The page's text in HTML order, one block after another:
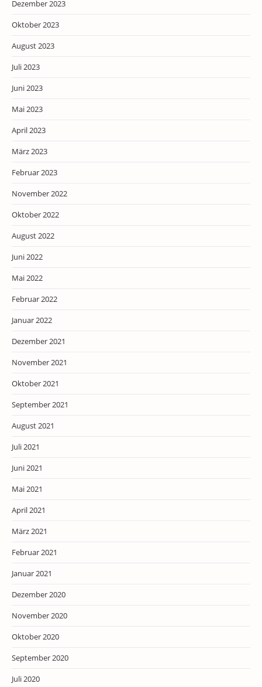
Dezember 2023
Oktober 2023
August 2023
Juli 2023
Juni 2023
Mai 2023
April 2023
März 2023
Februar 2023
November 2022
Oktober 2022
August 2022
Juni 2022
Mai 2022
Februar 2022
Januar 2022
Dezember 2021
November 2021
Oktober 2021
September 2021
August 2021
Juli 2021
Juni 2021
Mai 2021
April 2021
März 2021
Februar 2021
Januar 2021
Dezember 2020
November 2020
Oktober 2020
September 2020
Juli 2020